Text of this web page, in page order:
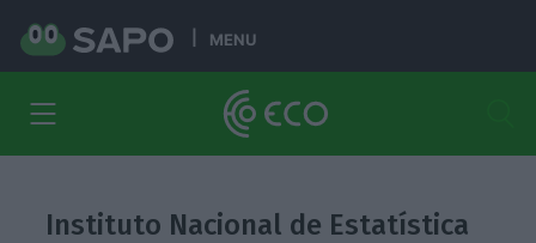
MENU
Instituto Nacional de Estatística